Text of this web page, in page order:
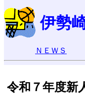
伊勢
ＮＥＷＳ
令和７年度